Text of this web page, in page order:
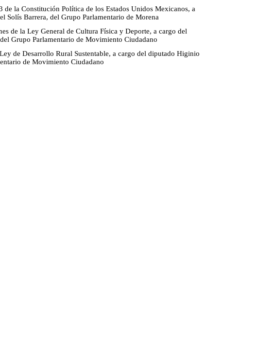
de la Constitución Política de los Estados Unidos Mexicanos, a
Solís Barrera, del Grupo Parlamentario de Morena
de la Ley General de Cultura Física y Deporte, a cargo del
Grupo Parlamentario de Movimiento Ciudadano
de Desarrollo Rural Sustentable, a cargo del diputado Higinio
de Movimiento Ciudadano